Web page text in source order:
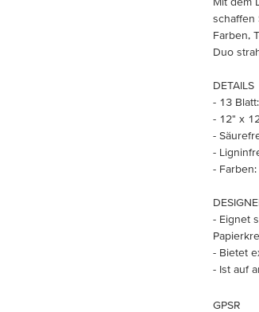
schaffen
Farben,
Duo
DETAILS
- 13
- 12" x
-
-
-
- Eignet
- Bietet
- Ist auf
GPSR